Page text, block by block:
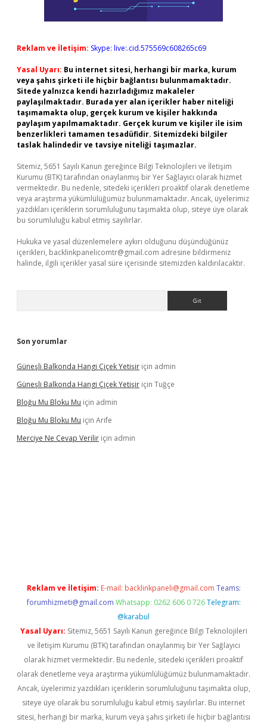
Reklam ve İletişim: Skype: live:.cid.575569c608265c69
Yasal Uyarı: Bu internet sitesi, herhangi bir marka, kurum
veya şahıs şirketi ile hiçbir bağlantısı bulunmamaktadır.
Sitede yalnızca kendi hazırladığımız makaleler
paylaşılmaktadır. Burada yer alan içerikler haber niteliği
taşımamakta olup, gerçek kurum ve kişiler hakkında
paylaşım yapılmamaktadır. Gerçek kurum ve kişiler ile isim
benzerlikleri tamamen tesadüfidir. Sitemizdeki bilgiler
taslak halindedir ve tavsiye niteliği taşımazlar.
Sitemiz, 5651 Sayılı Kanun gereğince Bilgi Teknolojileri ve İletişim
Kurumu (BTK) tarafından onaylanmış bir Yer Sağlayıcı olarak hizmet
vermektedir. Bu nedenle, sitedeki içerikleri proaktif olarak denetleme
veya araştırma yükümlülüğümüz bulunmamaktadır. Ancak, üyelerimiz
yazdıkları içeriklerin sorumluluğunu taşımakta olup, siteye üye olarak
bu sorumluluğu kabul etmiş sayılırlar.
Hukuka ve yasal düzenlemelere aykırı olduğunu düşündüğünüz
içerikleri, backlinkpanelicomtr@gmail.com adresine bildirmeniz
halinde, ilgili içerikler yasal süre içerisinde sitemizden kaldırılacaktır.
Son yorumlar
Güneşli Balkonda Hangi Çiçek Yetişir için admin
Güneşli Balkonda Hangi Çiçek Yetişir için Tuğçe
Bloğu Mu Bloku Mu için admin
Bloğu Mu Bloku Mu için Arife
Merciye Ne Cevap Verilir için admin
Reklam ve İletişim: E-mail: backlinkpaneli@gmail.com Teams:
forumhizmeti@gmail.com Whatsapp: 0262 606 0 726 Telegram:
@karabul
Yasal Uyarı: Sitemiz, 5651 Sayılı Kanun gereğince Bilgi Teknolojileri
ve İletişim Kurumu (BTK) tarafından onaylanmış bir Yer Sağlayıcı
olarak hizmet vermektedir. Bu nedenle, sitedeki içerikleri proaktif
olarak denetleme veya araştırma yükümlülüğümüz bulunmamaktadır.
Ancak, üyelerimiz yazdıkları içeriklerin sorumluluğunu taşımakta olup,
siteye üye olarak bu sorumluluğu kabul etmiş sayılırlar. Bu internet
sitesi, herhangi bir marka, kurum veya şahıs şirketi ile hiçbir bağlantısı